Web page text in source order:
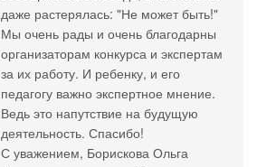
даже растерялась: "Не может быть!"
Мы очень рады и очень благодарны
организаторам конкурса и экспертам
за их работу. И ребенку, и его
педагогу важно экспертное мнение.
Ведь это напутствие на будущую
деятельность. Спасибо!
С уважением, Борискова Ольга